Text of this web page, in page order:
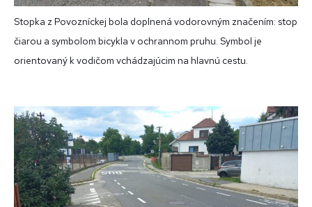
Stopka z Povozníckej bola doplnená vodorovným značením: stop
čiarou a symbolom bicykla v ochrannom pruhu. Symbol je
orientovaný k vodičom vchádzajúcim na hlavnú cestu.